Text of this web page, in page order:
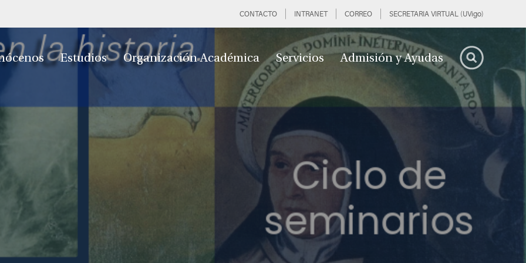
CONTACTO INTRANET CORREO SECRETARIA VIRTUAL (UVigo)
Estudios Organización Académica Servicios Admisión y Ayudas